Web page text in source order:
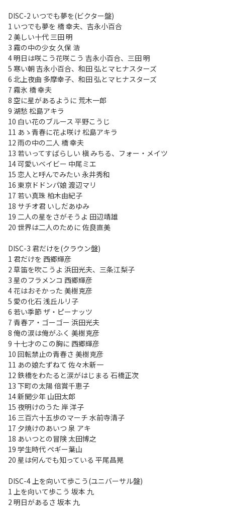
DISC-2 いつでも夢を(ビクター盤)
1 いつでも夢を 橋 幸夫、吉永小百合
2 美しい十代 三田 明
3 霧の中の少女 久保 浩
4 明日は咲こう花咲こう 吉永小百合、三田 明
5 寒い朝 吉永小百合、和田 弘とマヒナスターズ
6 北上夜曲 多摩幸子、和田 弘とマヒナスターズ
7 霧氷 橋 幸夫
8 空に星があるように 荒木一郎
9 湖愁 松島アキラ
10 白い花のブルース 平野こうじ
11 あゝ青春に花よ咲け 松島アキラ
12 雨の中の二人 橋 幸夫
13 若いってすばらしい 槇 みちる、フォー・メイツ
14 可愛いベイビー 中尾ミエ
15 恋人と呼んでみたい 永井秀和
16 東京ドドンパ娘 渡辺マリ
17 若い真珠 柏木由紀子
18 サチオ君 いしだあゆみ
19 二人の星をさがそうよ 田辺靖雄
20 世界は二人のために 佐良直美
DISC-3 君だけを(クラウン盤)
1 君だけを 西郷輝彦
2 草笛を吹こうよ 浜田光夫、三条江梨子
3 星のフラメンコ 西郷輝彦
4 花はおそかった 美樹克彦
5 愛の化石 浅丘ルリ子
6 若い季節 ザ・ピーナッツ
7 青春ア・ゴーゴー 浜田光夫
8 俺の涙は俺がふく 美樹克彦
9 十七才のこの胸に 西郷輝彦
10 回転禁止の青春さ 美樹克彦
11 あの娘たずねて 佐々木新一
12 鉄橋をわたると涙がはじまる 石橋正次
13 下町の太陽 倍賞千恵子
14 新聞少年 山田太郎
15 夜明けのうた 岸 洋子
16 三百六十五歩のマーチ 水前寺清子
17 夕焼けのあいつ 泉 アキ
18 あいつとの冒険 太田博之
19 学生時代 ペギー葉山
20 星は何んでも知っている 平尾昌晃
DISC-4 上を向いて歩こう(ユニバーサル盤)
1 上を向いて歩こう 坂本 九
2 明日があるさ 坂本 九